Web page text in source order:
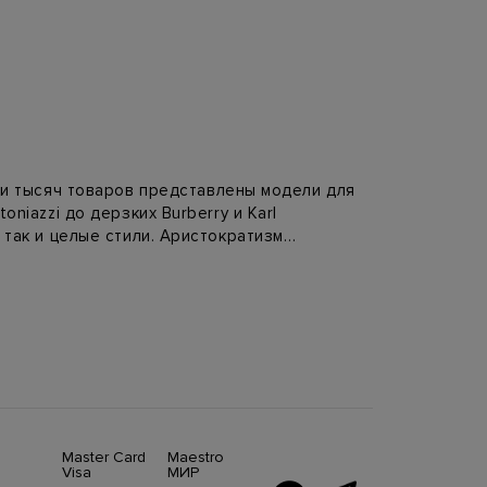
товаров представлены модели для
до дерзких Burberry и Karl
и целые стили. Аристократизм
Master Card
Visa
Maestro
МИР